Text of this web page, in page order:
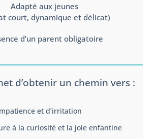
Adapté aux jeunes
court, dynamique et délicat)
d’un parent obligatoire
d’obtenir un chemin vers :
et d’irritation
à la curiosité et la joie enfantine